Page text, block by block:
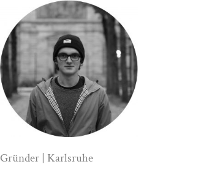
Gründer | Karlsruhe